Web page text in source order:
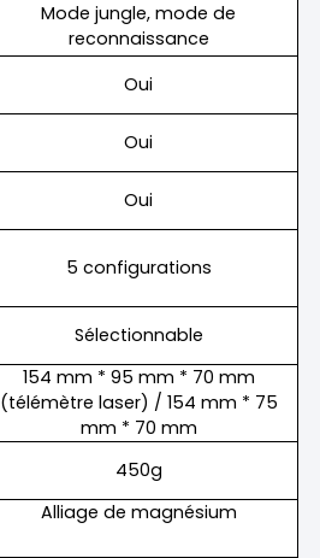
Mode jungle, mode de
reconnaissance
Oui
Oui
Oui
5 configurations
Sélectionnable
154 mm * 95 mm * 70 mm
(télémètre laser) / 154 mm * 75
mm * 70 mm
450g
Alliage de magnésium